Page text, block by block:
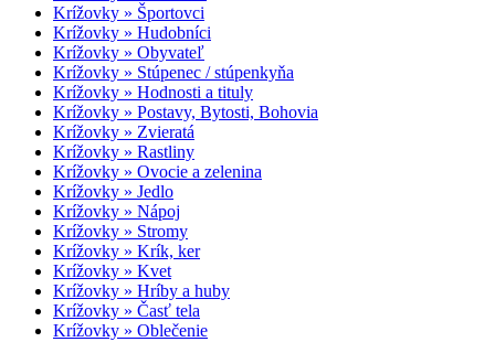
Krížovky » Športovci
Krížovky » Hudobníci
Krížovky » Obyvateľ
Krížovky » Stúpenec / stúpenkyňa
Krížovky » Hodnosti a tituly
Krížovky » Postavy, Bytosti, Bohovia
Krížovky » Zvieratá
Krížovky » Rastliny
Krížovky » Ovocie a zelenina
Krížovky » Jedlo
Krížovky » Nápoj
Krížovky » Stromy
Krížovky » Krík, ker
Krížovky » Kvet
Krížovky » Hríby a huby
Krížovky » Časť tela
Krížovky » Oblečenie